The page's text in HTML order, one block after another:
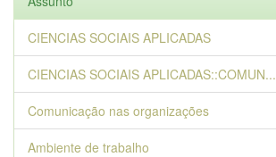
CIENCIAS SOCIAIS APLICADAS
CIENCIAS SOCIAIS APLICADAS::COMUN...
Comunicação nas organizações
Ambiente de trabalho